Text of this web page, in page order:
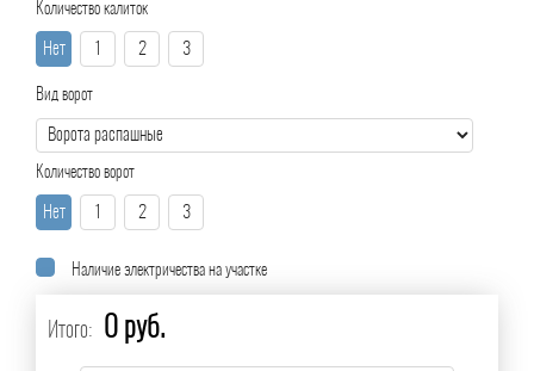
Количество калиток
Нет 2 3
Вид ворот
Количество ворот
Нет 2 3
Наличие электричества на участке
Итого: 0 руб.